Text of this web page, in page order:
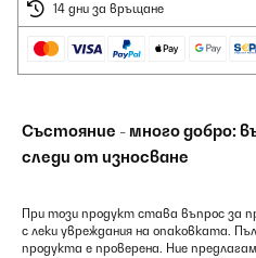
14 дни за връщане
Състояние - много добро:
следи от износване
При този продукт става въпрос за
с леки увреждания на опаковката.
продукта е проверена. Ние